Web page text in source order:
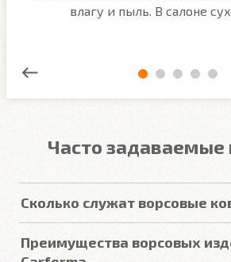
влагу и пыль. В салоне
Часто задаваемые
Сколько служат ворсовые
составляет от 2 до 5лет. У
Преимущества ворсовых